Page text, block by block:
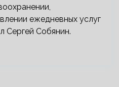
ежедневных услуг
Сергей Собянин.